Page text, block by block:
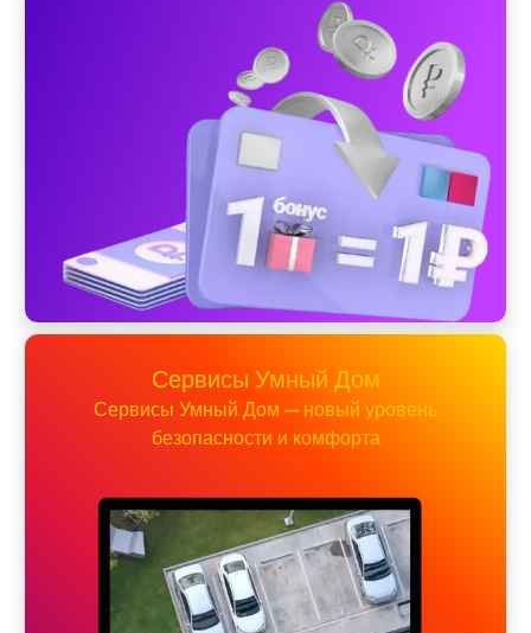
Сервисы Умный Дом
Сервисы Умный Дом — новый уровень
безопасности и комфорта